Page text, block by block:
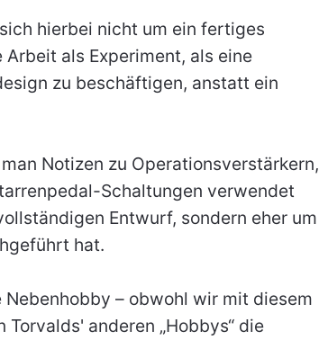
hierbei nicht um ein fertiges
als Experiment, als eine
zu beschäftigen, anstatt ein
Notizen zu Operationsverstärkern,
Schaltungen verwendet
Entwurf, sondern eher um
hat.
– obwohl wir mit diesem
anderen „Hobbys“ die